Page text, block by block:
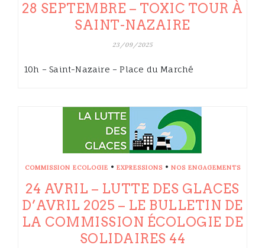
28 SEPTEMBRE – TOXIC TOUR À
SAINT-NAZAIRE
23/09/2025
10h – Saint-Nazaire – Place du Marché
COMMISSION ECOLOGIE • EXPRESSIONS• NOS ENGAGEMENTS
24 AVRIL – LUTTE DES GLACES
D’AVRIL 2025 – LE BULLETIN DE
LA COMMISSION ÉCOLOGIE DE
SOLIDAIRES 44